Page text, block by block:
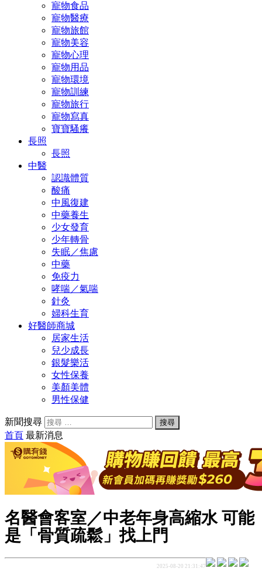
寵物食品
寵物醫療
寵物旅館
寵物美容
寵物心理
寵物用品
寵物環境
寵物訓練
寵物旅行
寵物寫真
寶寶騷癢
長照
長照
中醫
認識體質
酸痛
中風復建
中藥養生
少女發育
少年轉骨
失眠／焦慮
中藥
免疫力
哮喘／氣喘
針灸
婦科生育
好醫師商城
居家生活
兒少成長
銀髮樂活
女性保養
美顏美體
男性保健
新聞搜尋
首頁 最新消息
名醫會客室／中老年身高縮水 可能
是「骨質疏鬆」找上門
2025-08-20 21:31:47